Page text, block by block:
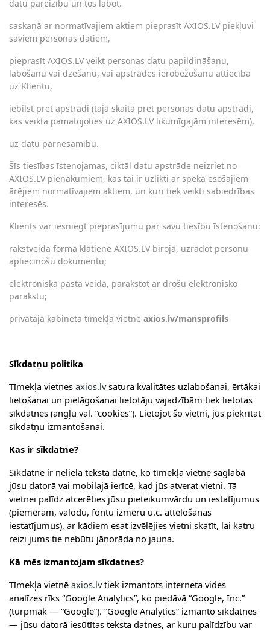
datu pareizību un tos labot.
saskaņā ar normatīvajiem aktiem pieprasīt AXIOS.LV piekļuvi
saviem personas datiem,
pieprasīt AXIOS.LV veikt personas datu papildināšanu,
labošanu vai dzēšanu, vai apstrādes ierobežošanu attiecībā
uz Klientu,
iebilst pret apstrādi (tajā skaitā pret personas datu apstrādi,
kas veikta pamatojoties uz AXIOS.LV likumīgajām interesēm),
uz datu pārnesamību.
Šīs tiesības īstenojamas, ciktāl datu apstrāde neizriet no
AXIOS.LV pienākumiem, kas tai ir uzlikti ar spēkā esošajiem
ārējiem normatīvajiem aktiem, un kuri tiek veikti sabiedrības
interesēs.
Klients var iesniegt pieprasījumu par savu tiesību īstenošanu:
rakstveida formā klātienē AXIOS.LV birojā, uzrādot personu
apliecinošu dokumentu;
elektroniskā pasta veidā, parakstot ar drošu elektronisko
parakstu;
privātajā kabinetā tīmekļa vietnē axios.lv/mansprofils
Sīkdatņu politika
Tīmekļa vietnes axios.lvsatura kvalitātes uzlabošanai, ērtākai
lietošanai un pielāgošanai lietotāju vajadzībām tiek lietotas
sīkdatnes (angļu val. “cookies”). Lietojot šo vietni, jūs piekrītat
sīkdatņu izmantošanai.
Kas ir sīkdatne?
Sīkdatne ir neliela teksta datne, ko tīmekļa vietne saglabā
jūsu datorā vai mobilajā ierīcē, kad jūs atverat vietni. Tā
vietnei palīdz atcerēties jūsu pieteikumvārdu un iestatījumus
(piemēram, valodu, fontu izmēru u.c. attēlošanas
iestatījumus), ar kādiem esat izvēlējies vietni skatīt, lai katru
reizi jums tie nebūtu jānorāda no jauna.
Kā mēs izmantojam sīkdatnes?
Tīmekļa vietnē axios.lvtiek izmantots interneta vides
analīzes rīks “Google Analytics”, ko piedāvā “Google, Inc.”
(turpmāk — “Google”). “Google Analytics” izmanto sīkdatnes
— jūsu datorā iesūtītas teksta datnes, ar kuru palīdzību var